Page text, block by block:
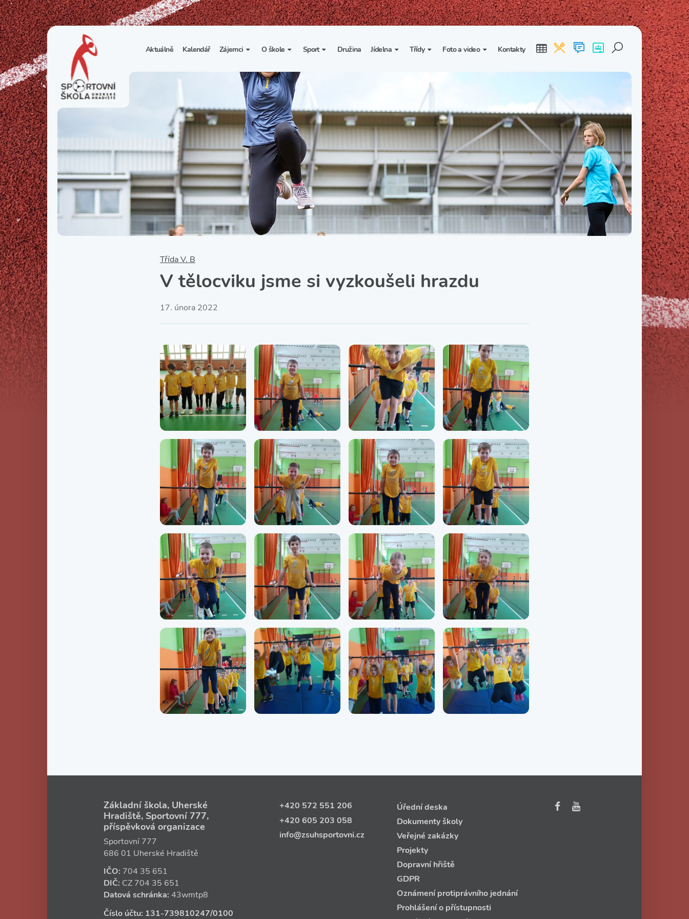
Aktuálně Kalendář Zájemci
1. třída
Sportovní třídy
Nesportovní třídy
O škole
Základní informace
Organizace školního roku
Výuka a učební plán
Zájmové kroužky
Školní poradenské
pracoviště
Školní psycholožka
Školská rada
SRPŠ – Spolek rodičů a
Sport
Spolupráce se sportovními
kluby
Školní sportovní klub
Tělesná výchova a sport
Družina Jídelna
Vnitřní řád školní jídelny
Třídy
Třída I. B Třída I. C
Třída II. A Třída II. C
Třída III. A Třída III. B Třída III. C
Třída IV. A Třída IV. B Třída IV. C
Třída V. A Třída V. B Třída V. C
Třída VI. A Třída VI. B Třída VI. C
Třída VII. A Třída VII. B Třída VII. C
Třída VIII. A Třída VIII. C
Foto a video Kontakty
Třída V. B
V tělocviku jsme si vyzkoušeli hrazdu
17. února 2022
Základní škola, Uherské
Hradiště, Sportovní 777,
příspěvková organizace
Sportovní 777
686 01 Uherské Hradiště
IČO: 704 35 651
DIČ: CZ 704 35 651
Datová schránka: 43wmtp8
Číslo účtu: 131‑739810247/0100
+420 572 551 206
+420 605 203 058
info@zsuhsportovni.cz
Úřední deska
Dokumenty školy
Veřejné zakázky
Projekty
Dopravní hřiště
GDPR
Oznámení protiprávního jednání
Prohlášení o přístupnosti